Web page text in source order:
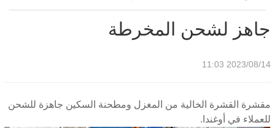
جاهز لشحن المخرطة
2023/08/14 11:03
مقشرة القشرة الخالية من المغزل ومطحنة السكين جاهزة للشحن
للعملاء في أوغندا.